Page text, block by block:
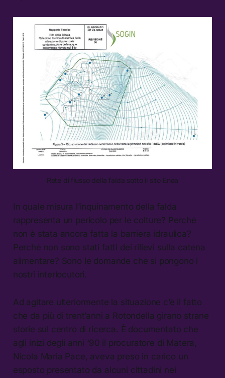
Rete di flusso della falda sotto il sito Enea
In quale misura l’inquinamento della falda
rappresenta un pericolo per le colture? Perché
non è stata ancora fatta la barriera idraulica?
Perché non sono stati fatti dei rilievi sulla catena
alimentare? Sono le domande che si pongono i
nostri interlocutori.
Ad agitare ulteriormente la situazione c’è il fatto
che da più di trent’anni a Rotondella girano strane
storie sul centro di ricerca. È documentato che
agli inizi degli anni ‘90 il procuratore di Matera,
Nicola Maria Pace, aveva preso in carico un
esposto presentato da alcuni cittadini nei